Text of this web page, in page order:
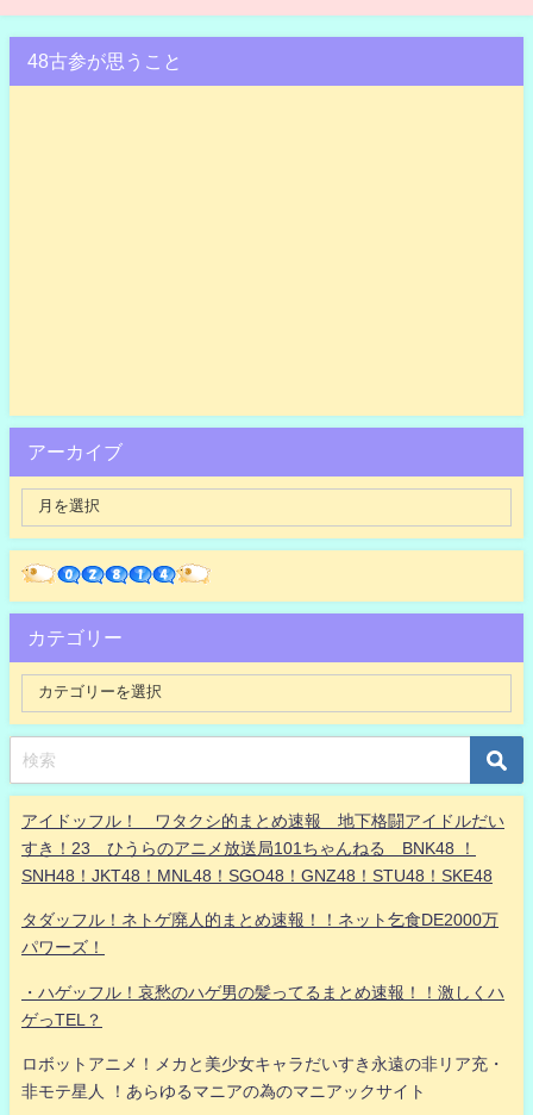
中継！
48古参が思うこと
アーカイブ
カテゴリー
アイドッフル！ ワタクシ的まとめ速報 地下格闘アイドルだい
すき！23 ひうらのアニメ放送局101ちゃんねる BNK48 ！
SNH48！JKT48！MNL48！SGO48！GNZ48！STU48！SKE48
タダッフル！ネトゲ廃人的まとめ速報！！ネット乞食DE2000万
パワーズ！
・ハゲッフル！哀愁のハゲ男の髪ってるまとめ速報！！激しくハ
ゲっTEL？
ロボットアニメ！メカと美少女キャラだいすき永遠の非リア充・
非モテ星人 ！あらゆるマニアの為のマニアックサイト